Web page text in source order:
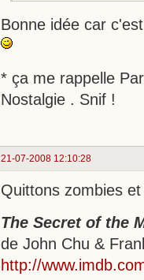
Bonne idée car
* ça me rappelle
Nostalgie . Snif !
21-07-2008 12:10:28
Quittons zombies
The Secret of the
de John Chu &
http://